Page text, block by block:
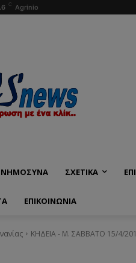
C Agrinio
ΣΧΕΤΙΚΑ
ΕΠΙΚΟΙΝΩΝΊΑ
ΚΗΔΕΙΑ - Μ. ΣΑΒΒΑΤΟ 15/4/